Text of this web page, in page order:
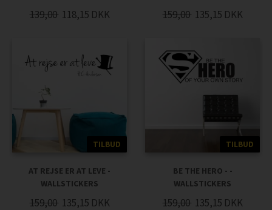
139,00 118,15 DKK 159,00 135,15 DKK
TILBUD
AT REJSE ER AT LEVE -
WALLSTICKERS
159,00 135,15 DKK
TILBUD
BE THE HERO - -
WALLSTICKERS
159,00 135,15 DKK